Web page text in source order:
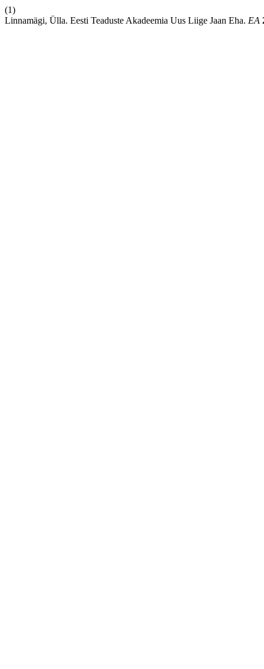
(1)
Linnamägi, Ülla. Eesti Teaduste Akadeemia Uus Liige Jaan Eha. EA